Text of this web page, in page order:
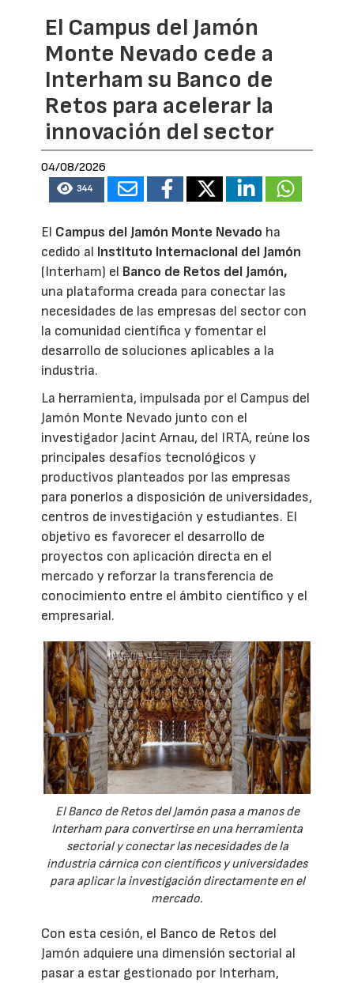
El Campus del Jamón
Monte Nevado cede a
Interham su Banco de
Retos para acelerar la
innovación del sector
04/08/2026
344
El Campus del Jamón Monte Nevado ha
cedido al Instituto Internacional del Jamón
(Interham) el Banco de Retos del Jamón,
una plataforma creada para conectar las
necesidades de las empresas del sector con
la comunidad científica y fomentar el
desarrollo de soluciones aplicables a la
industria.
La herramienta, impulsada por el Campus del
Jamón Monte Nevado junto con el
investigador Jacint Arnau, del IRTA, reúne los
principales desafíos tecnológicos y
productivos planteados por las empresas
para ponerlos a disposición de universidades,
centros de investigación y estudiantes. El
objetivo es favorecer el desarrollo de
proyectos con aplicación directa en el
mercado y reforzar la transferencia de
conocimiento entre el ámbito científico y el
empresarial.
El Banco de Retos del Jamón pasa a manos de
Interham para convertirse en una herramienta
sectorial y conectar las necesidades de la
industria cárnica con científicos y universidades
para aplicar la investigación directamente en el
mercado.
Con esta cesión, el Banco de Retos del
Jamón adquiere una dimensión sectorial al
pasar a estar gestionado por Interham,